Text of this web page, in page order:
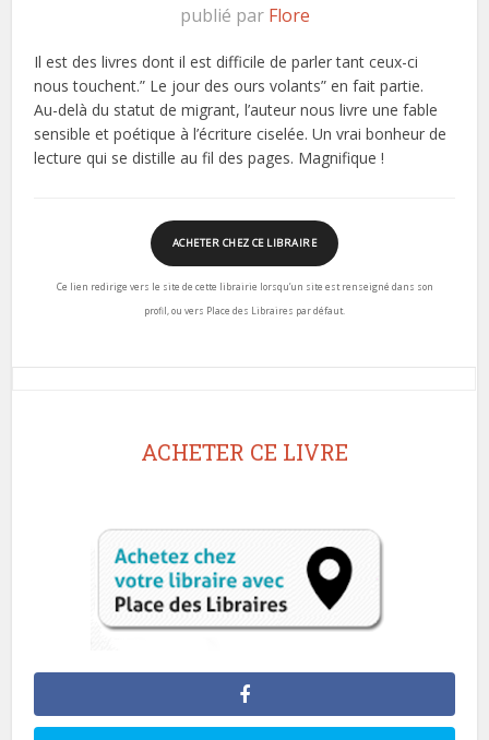
publié par Flore
Il est des livres dont il est difficile de parler tant ceux-ci
nous touchent.” Le jour des ours volants” en fait partie.
Au-delà du statut de migrant, l’auteur nous livre une fable
sensible et poétique à l’écriture ciselée. Un vrai bonheur de
lecture qui se distille au fil des pages. Magnifique !
ACHETER CHEZ CE LIBRAIRE
Ce lien redirige vers le site de cette librairie lorsqu’un site est renseigné dans son
profil, ou vers Place des Libraires par défaut.
ACHETER CE LIVRE